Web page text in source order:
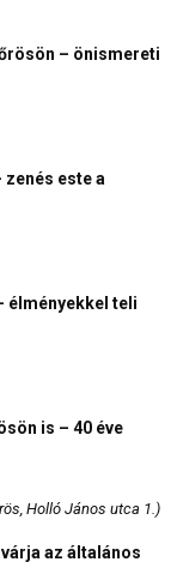
– önismereti
este a
élményekkel teli
is – 40 éve
Holló János utca 1.)
az általános